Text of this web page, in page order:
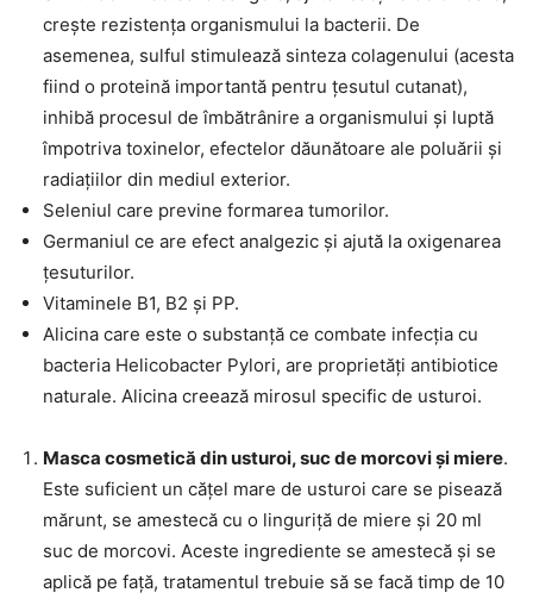
crește rezistența organismului la bacterii. De
asemenea, sulful stimulează sinteza colagenului (acesta
fiind o proteină importantă pentru țesutul cutanat),
inhibă procesul de îmbătrânire a organismului și luptă
împotriva toxinelor, efectelor dăunătoare ale poluării și
radiațiilor din mediul exterior.
Seleniul care previne formarea tumorilor.
Germaniul ce are efect analgezic și ajută la oxigenarea
țesuturilor.
Vitaminele B1, B2 și PP.
Alicina care este o substanță ce combate infecția cu
bacteria Helicobacter Pylori, are proprietăți antibiotice
naturale. Alicina creează mirosul specific de usturoi.
Masca cosmetică din usturoi, suc de morcovi și miere.
Este suficient un cățel mare de usturoi care se pisează
mărunt, se amestecă cu o linguriță de miere și 20 ml
suc de morcovi. Aceste ingrediente se amestecă și se
aplică pe față, tratamentul trebuie să se facă timp de 10